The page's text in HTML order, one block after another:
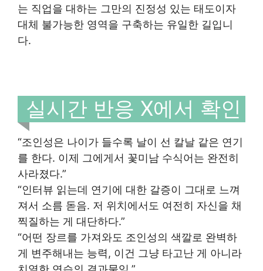
는 직업을 대하는 그만의 진정성 있는 태도이자
대체 불가능한 영역을 구축하는 유일한 길입니
다.
실시간 반응 X에서 확인
“조인성은 나이가 들수록 날이 선 칼날 같은 연기
를 한다. 이제 그에게서 꽃미남 수식어는 완전히
사라졌다.”
“인터뷰 읽는데 연기에 대한 갈증이 그대로 느껴
져서 소름 돋음. 저 위치에서도 여전히 자신을 채
찍질하는 게 대단하다.”
“어떤 장르를 가져와도 조인성의 색깔로 완벽하
게 변주해내는 능력, 이건 그냥 타고난 게 아니라